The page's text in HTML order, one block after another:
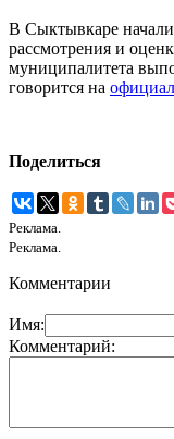
В Сыктывкаре
рассмотрения и
муниципалитета
говорится на
Поделиться
Реклама.
Реклама.
Комментарии
Имя:
Комментарий: